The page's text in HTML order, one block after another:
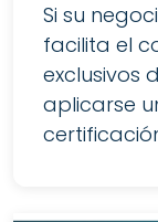
Si su
facilita el
exclusivos
aplicarse